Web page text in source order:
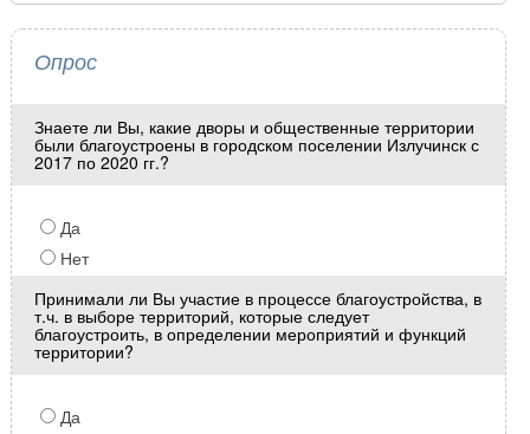
Опрос
Знаете ли Вы, какие дворы и общественные территории
были благоустроены в городском поселении Излучинск с
2017 по 2020 гг.?
Да
Нет
Принимали ли Вы участие в процессе благоустройства, в
т.ч. в выборе территорий, которые следует
благоустроить, в определении мероприятий и функций
территории?
Да